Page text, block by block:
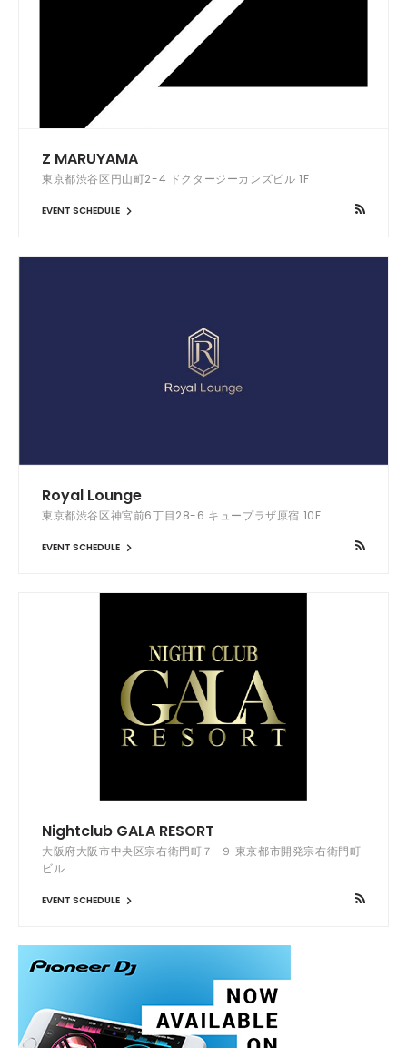
Z MARUYAMA
東京都渋谷区円山町2-4 ドクタージーカンズビル 1F
EVENT SCHEDULE
Royal Lounge
東京都渋谷区神宮前6丁目28-6 キュープラザ原宿 10F
EVENT SCHEDULE
Nightclub GALA RESORT
大阪府大阪市中央区宗右衛門町７−９ 東京都市開発宗右衛門町
ビル
EVENT SCHEDULE